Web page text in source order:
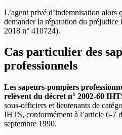
L’agent privé d’indemnisation alors
demander la réparation du
2018 n° 410724).
Cas particulier des
professionnels
Les sapeurs-pompiers
relèvent du décret n° 2002-60
sous-officiers et lieutenants de
IHTS, conformément à l’article 6-7
septembre 1990.